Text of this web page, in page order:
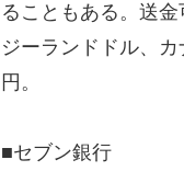
ることもある。送
ジーランドドル、
円。
■セブン銀行